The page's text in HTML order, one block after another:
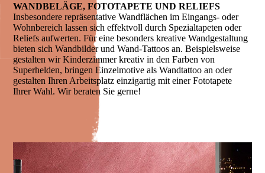
WANDBELÄGE, FOTOTAPETE UND RELIEFS
Insbesondere repräsentative Wandflächen im Eingangs- oder
Wohnbereich lassen sich effektvoll durch Spezialtapeten oder
Reliefs aufwerten. Für eine besonders kreative Wandgestaltung
bieten sich Wandbilder und Wand-Tattoos an. Beispielsweise
gestalten wir Kinderzimmer kreativ in den Farben von
Superhelden, bringen Einzelmotive als Wandtattoo an oder
gestalten Ihren Arbeitsplatz einzigartig mit einer Fototapete
Ihrer Wahl. Wir beraten Sie gerne!